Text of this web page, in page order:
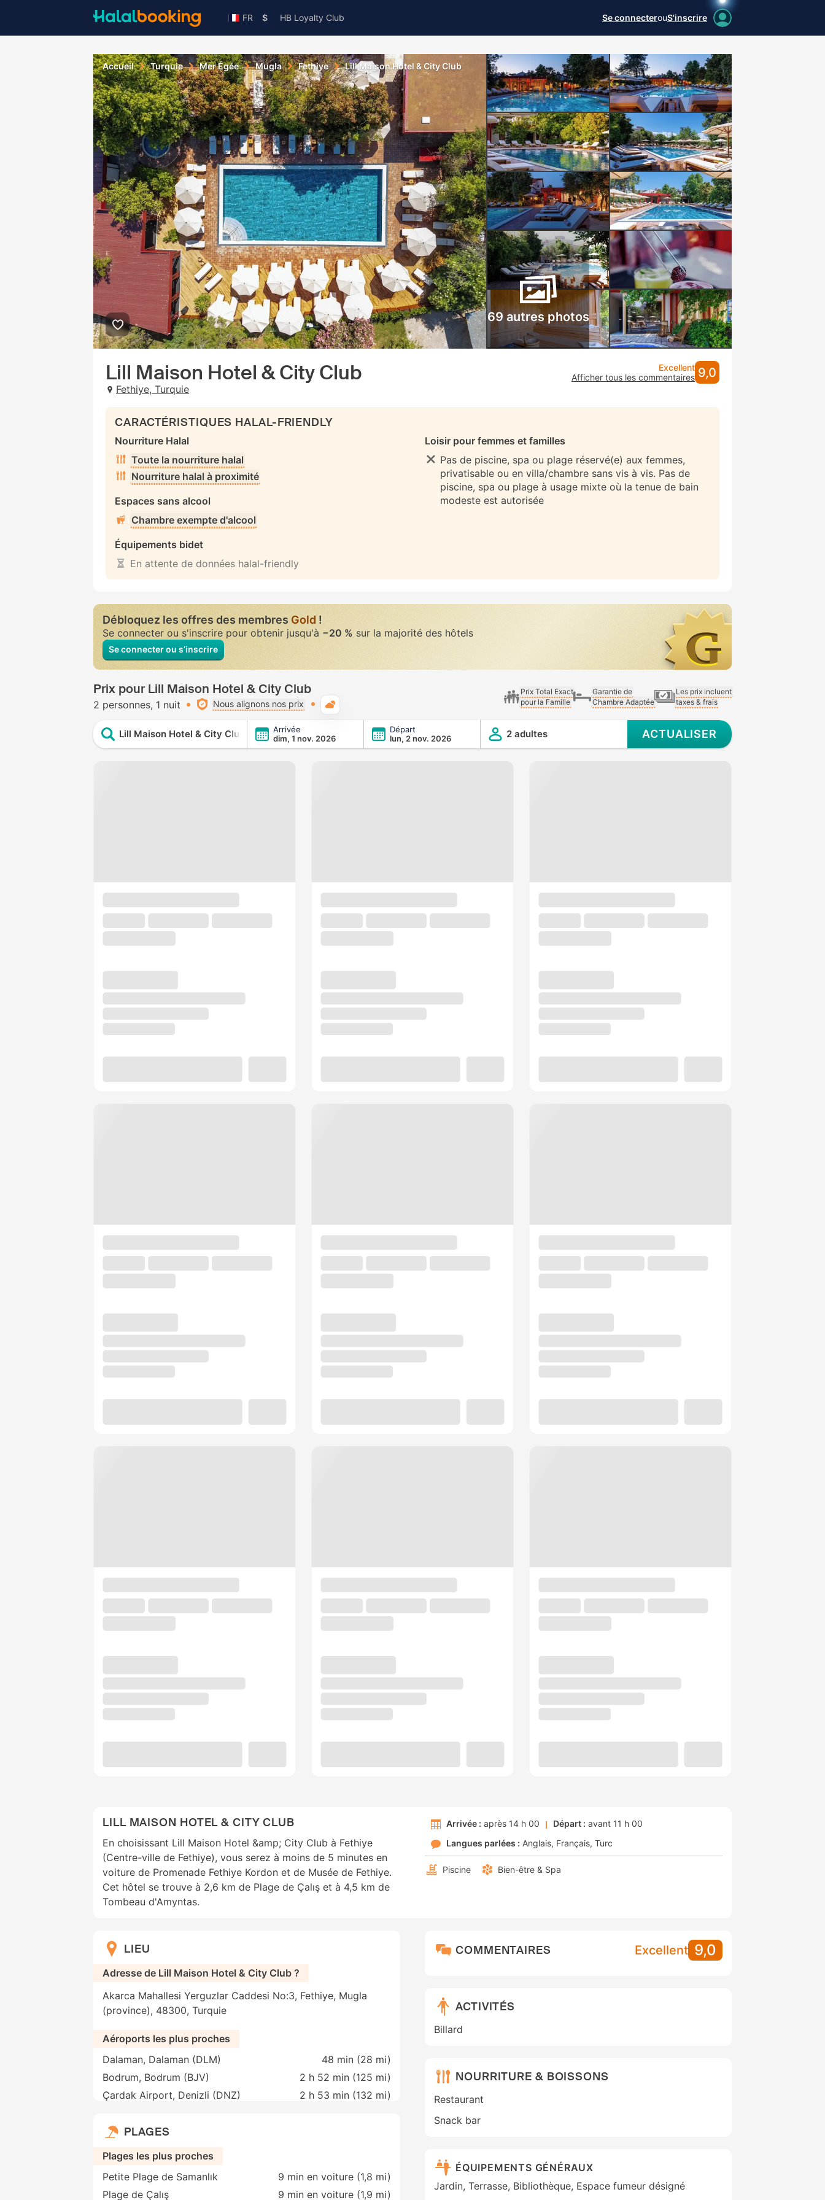
FR $ HB Loyalty Club Se connecterouS'inscrire
Accueil Turquie Mer Égée Mugla Fethiye Lill Maison Hotel & City Club
69 autres photos
Lill Maison Hotel & City Club
Fethiye, Turquie
Excellent
Afficher tous les commentaires 9,0
CARACTÉRISTIQUES HALAL-FRIENDLY
Nourriture Halal
Toute la nourriture halal
Nourriture halal à proximité
Espaces sans alcool
Chambre exempte d'alcool
Équipements bidet
En attente de données halal-friendly
Loisir pour femmes et familles
Pas de piscine, spa ou plage réservé(e) aux femmes,
privatisable ou en villa/chambre sans vis à vis. Pas de
piscine, spa ou plage à usage mixte où la tenue de bain
modeste est autorisée
Débloquez les offres des membres Gold!
Se connecter ou s'inscrire pour obtenir jusqu'à −20 % sur la majorité des hôtels
Se connecter ou s’inscrire
Prix pour Lill Maison Hotel & City Club
2 personnes 1 nuit Nous alignons nos prix
Prix Total Exact
pour la Famille
Garantie de
Chambre Adaptée
Les prix incluent
taxes & frais
Lill Maison Hotel & City Club
Arrivée
dim, 1 nov. 2026
Départ
lun, 2 nov. 2026
2 adultes ACTUALISER
LILL MAISON HOTEL & CITY CLUB
En choisissant Lill Maison Hotel &amp; City Club à Fethiye
(Centre-ville de Fethiye), vous serez à moins de 5 minutes en
voiture de Promenade Fethiye Kordon et de Musée de Fethiye.
Cet hôtel se trouve à 2,6 km de Plage de Çalış et à 4,5 km de
Tombeau d'Amyntas.
Arrivée : après 14 h 00 Départ : avant 11 h 00
Langues parlées : Anglais Français Turc
Piscine Bien-être & Spa
LIEU
Adresse de Lill Maison Hotel & City Club ?
Akarca Mahallesi Yerguzlar Caddesi No:3, Fethiye, Mugla
(province), 48300, Turquie
Aéroports les plus proches
Dalaman, Dalaman (DLM)
48 min (28 mi)
Bodrum, Bodrum (BJV)
2 h 52 min (125 mi)
Çardak Airport, Denizli (DNZ)
2 h 53 min (132 mi)
PLAGES
Plages les plus proches
Petite Plage de Samanlık
9 min en voiture (1,8 mi)
Plage de Çalış
9 min en voiture (1,9 mi)
COMMENTAIRES Excellent 9,0
ACTIVITÉS
Billard
NOURRITURE & BOISSONS
Restaurant
Snack bar
ÉQUIPEMENTS GÉNÉRAUX
Jardin, Terrasse, Bibliothèque, Espace fumeur désigné